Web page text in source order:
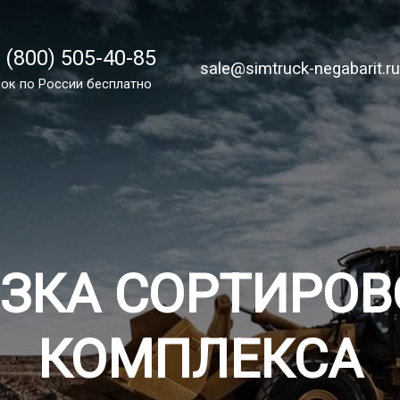
505-40-85
по России бесплатный
sale@simtruck-negabarit.ru
(800) 505-40-85
по России бесплатно
sale@simtruck-negabarit.ru
КОМПЛЕКСА